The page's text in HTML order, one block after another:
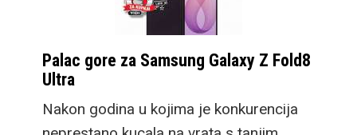
Palac gore za Samsung Galaxy Z Fold8
Ultra
Nakon godina u kojima je konkurencija